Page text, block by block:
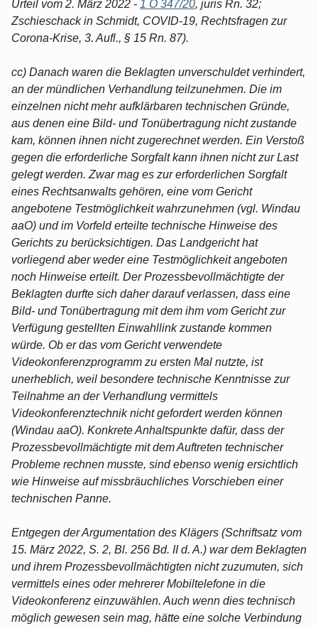
Urteil vom 2. März 2022 - 1 O 347/20, juris Rn. 32;
Zschieschack in Schmidt, COVID-19, Rechtsfragen zur
Corona-Krise, 3. Aufl., § 15 Rn. 87).
cc) Danach waren die Beklagten unverschuldet verhindert,
an der mündlichen Verhandlung teilzunehmen. Die im
einzelnen nicht mehr aufklärbaren technischen Gründe,
aus denen eine Bild- und Tonübertragung nicht zustande
kam, können ihnen nicht zugerechnet werden. Ein Verstoß
gegen die erforderliche Sorgfalt kann ihnen nicht zur Last
gelegt werden. Zwar mag es zur erforderlichen Sorgfalt
eines Rechtsanwalts gehören, eine vom Gericht
angebotene Testmöglichkeit wahrzunehmen (vgl. Windau
aaO) und im Vorfeld erteilte technische Hinweise des
Gerichts zu berücksichtigen. Das Landgericht hat
vorliegend aber weder eine Testmöglichkeit angeboten
noch Hinweise erteilt. Der Prozessbevollmächtigte der
Beklagten durfte sich daher darauf verlassen, dass eine
Bild- und Tonübertragung mit dem ihm vom Gericht zur
Verfügung gestellten Einwahllink zustande kommen
würde. Ob er das vom Gericht verwendete
Videokonferenzprogramm zu ersten Mal nutzte, ist
unerheblich, weil besondere technische Kenntnisse zur
Teilnahme an der Verhandlung vermittels
Videokonferenztechnik nicht gefordert werden können
(Windau aaO). Konkrete Anhaltspunkte dafür, dass der
Prozessbevollmächtigte mit dem Auftreten technischer
Probleme rechnen musste, sind ebenso wenig ersichtlich
wie Hinweise auf missbräuchliches Vorschieben einer
technischen Panne.
Entgegen der Argumentation des Klägers (Schriftsatz vom
15. März 2022, S. 2, Bl. 256 Bd. II d. A.) war dem Beklagten
und ihrem Prozessbevollmächtigten nicht zuzumuten, sich
vermittels eines oder mehrerer Mobiltelefone in die
Videokonferenz einzuwählen. Auch wenn dies technisch
möglich gewesen sein mag, hätte eine solche Verbindung